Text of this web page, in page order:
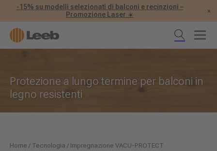
-15% su modelli selezionati di balconi e recinzioni –
Promozione Laser ☀️
×
Protezione a lungo termine per balconi in
legno resistenti
Home / Tecnologia / Impregnazione VACU-PROTECT